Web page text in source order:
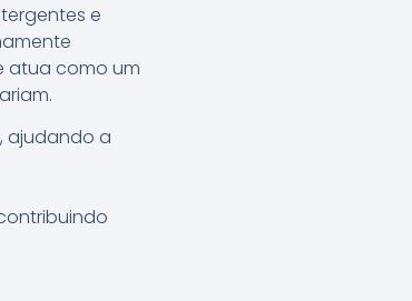
e
atua como um
ajudando a